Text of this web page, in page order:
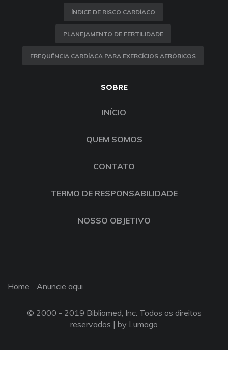
ÍNDICE DE RISCO CARDÍACO
PLANEJAMENTO DE FERTILIDADE
FREQUÊNCIA CARDÍACA PARA EXERCÍCIOS AERÓBICOS
SOBRE
INÍCIO
QUEM SOMOS
CONTATO
TERMO DE RESPONSABILIDADE
NOSSO OBJETIVO
Home Anuncie aqui
© 2000 - 2019 Bibliomed, Inc. Todos os direitos
reservados | by Lumago